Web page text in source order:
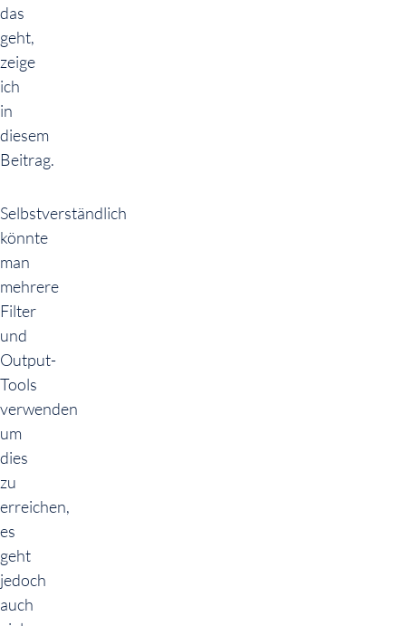
das
geht,
zeige
ich
in
diesem
Beitrag.
Selbstverständlich
könnte
man
mehrere
Filter
und
Output-
Tools
verwenden
um
dies
zu
erreichen,
es
geht
jedoch
auch